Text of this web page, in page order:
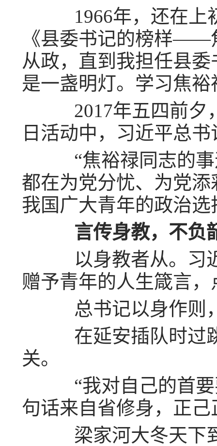
1966年，还在上
《县委书记的榜样——
从政，直到我担任县
是一盏明灯。学习焦
2017年五四前夕，
日活动中，习近平总
“焦裕禄同志的事
都在为党分忧、为党
我国广大青年的政治
言传身教，不负
以身教者从。习近
赠予青年的人生箴言
总书记以身作则
在延安插队时过跳
关。
“我对自己的首要
句话来自省修身，正己
梁家河大冬天下到